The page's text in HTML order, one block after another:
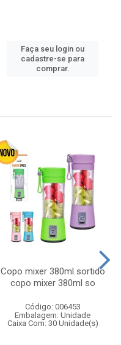
Faça seu login ou
cadastre-se para
comprar.
Copo mixer 380ml sortido
copo mixer 380ml so
Código: 006453
Embalagem: Unidade
Caixa Com: 30 Unidade(s)